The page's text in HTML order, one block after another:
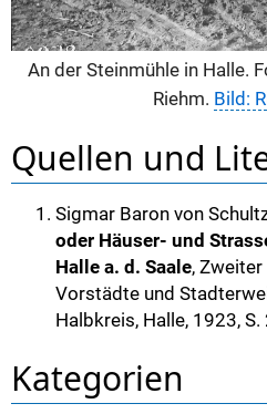
An der Steinmühle in Halle.
Riehm. Bild:
Quellen und
Sigmar Baron von
oder Häuser- und
Halle a. d. Saale,
Vorstädte und
Halbkreis, Halle, 1923, S.
Kategorien